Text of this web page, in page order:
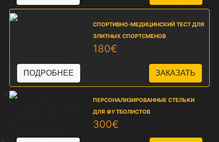
СПОРТИВНО-МЕДИЦИНСКИЙ ТЕСТ ДЛЯ
ЭЛИТНЫХ СПОРТСМЕНОВ
180€
ПОДРОБНЕЕ
ПЕРСОНАЛИЗИРОВАННЫЕ СТЕЛЬКИ
ДЛЯ ФУТБОЛИСТОВ
300€